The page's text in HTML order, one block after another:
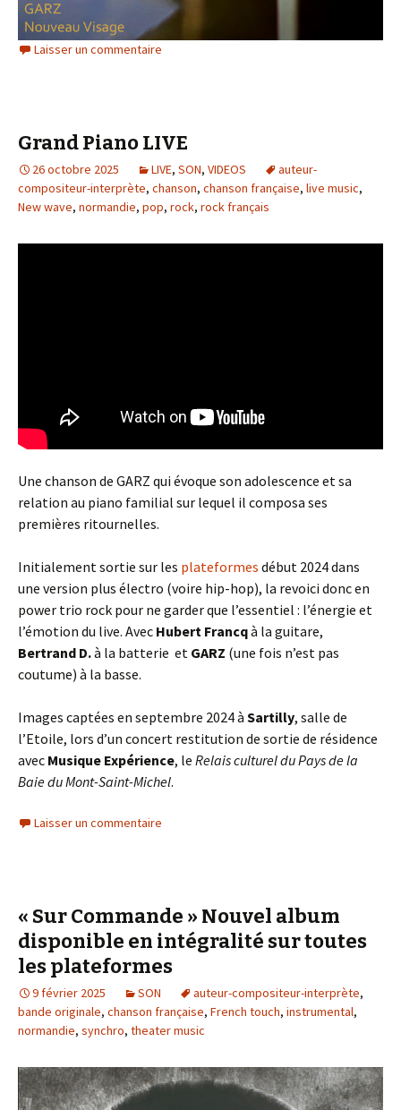
Laisser un commentaire
Grand Piano LIVE
26 octobre 2025 LIVE, SON, VIDEOS
auteur-
compositeur-interprète, chanson, chanson française, live music,
New wave, normandie, pop, rock, rock français
Une chanson de GARZ qui évoque son adolescence et sa
relation au piano familial sur lequel il composa ses
premières ritournelles.
Initialement sortie sur les plateformes début 2024 dans
une version plus électro (voire hip-hop), la revoici donc en
power trio rock pour ne garder que l’essentiel : l’énergie et
l’émotion du live. Avec Hubert Francqà la guitare,
Bertrand D.à la batterie et GARZ (une fois n’est pas
coutume) à la basse.
Images captées en septembre 2024 à Sartilly, salle de
l’Etoile, lors d’un concert restitution de sortie de résidence
avec Musique Expérience, le Relais culturel du Pays de la
Baie du Mont-Saint-Michel.
Laisser un commentaire
« Sur Commande » Nouvel album
disponible en intégralité sur toutes
les plateformes
9 février 2025 SON auteur-compositeur-interprète,
bande originale, chanson française, French touch, instrumental,
normandie, synchro, theater music